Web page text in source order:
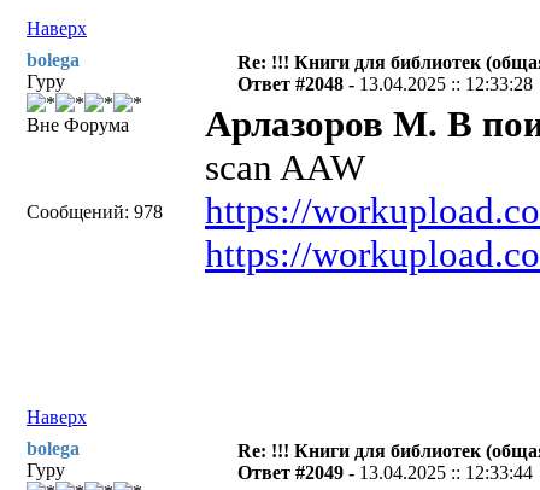
Наверх
bolega
Гуру
Вне Форума
Сообщений: 978
Re: !!! Книги для библиотек
Ответ #2048 - 13.04.2025 :: 12:33:28
Арлазоров М. В
scan AAW
https://
https://
Наверх
bolega
Гуру
Re: !!! Книги для библиотек
Ответ #2049 - 13.04.2025 :: 12:33:44